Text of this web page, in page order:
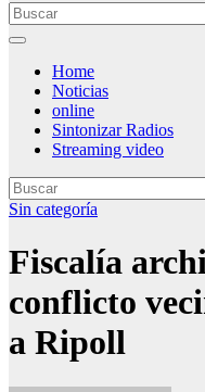
Home
Noticias
online
Sintonizar Radios
Streaming video
Sin categoría
Fiscalía
conflicto
a Ripoll